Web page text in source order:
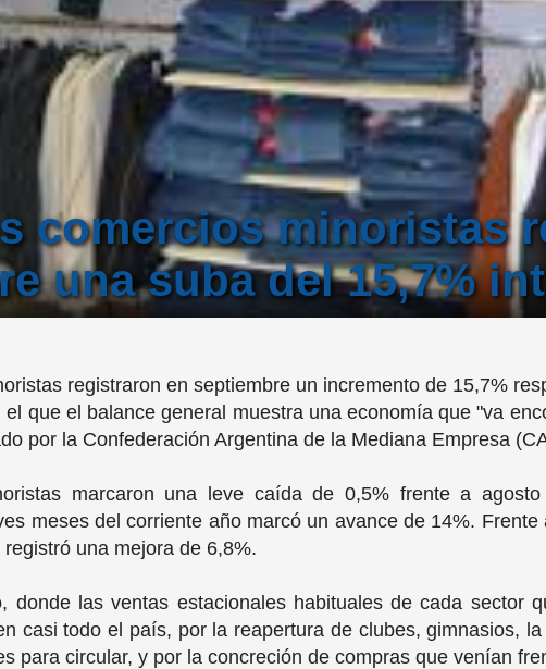
comercios minoristas
una suba del 15,7%
registraron en septiembre un incremento de 15,7%
que el balance general muestra una economía que "va
por la Confederación Argentina de la Mediana Empresa
marcaron una leve caída de 0,5% frente a
meses del corriente año marcó un avance de 14%.
una mejora de 6,8%.
donde las ventas estacionales habituales de cada sector
casi todo el país, por la reapertura de clubes, gimnasios,
para circular, y por la concreción de compras que venían